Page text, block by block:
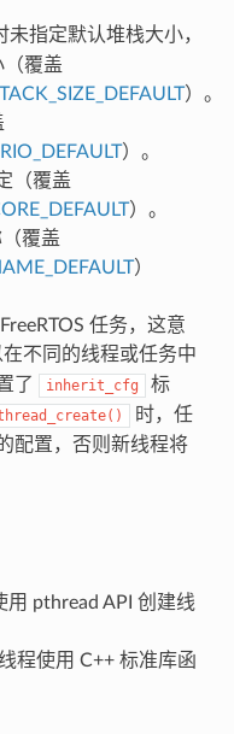
未指定默认堆栈大小，
（覆盖
）。
）。
（覆盖
）。
覆盖
）
任务，这意
在不同的线程或任务中
了
inherit_cfg
标
时，任
配置，否则新线程将
用 pthread API 创建线
程使用 C++ 标准库函